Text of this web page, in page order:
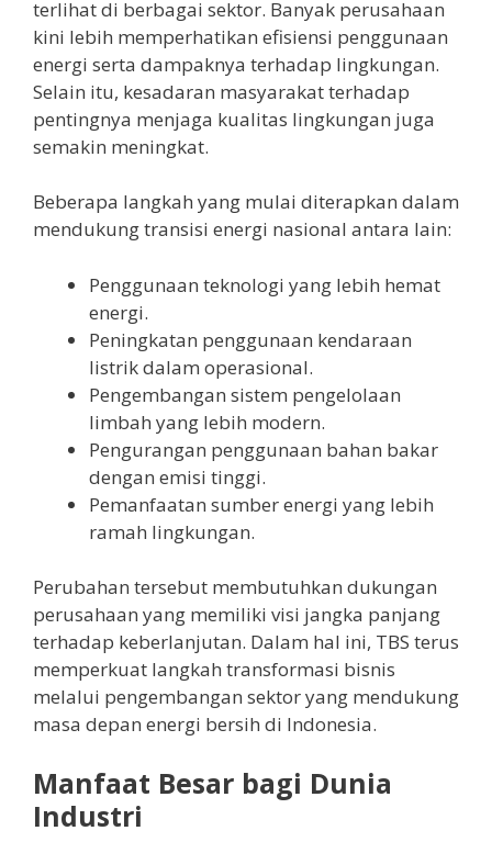
terlihat di berbagai sektor. Banyak perusahaan
kini lebih memperhatikan efisiensi penggunaan
energi serta dampaknya terhadap lingkungan.
Selain itu, kesadaran masyarakat terhadap
pentingnya menjaga kualitas lingkungan juga
semakin meningkat.
Beberapa langkah yang mulai diterapkan dalam
mendukung transisi energi nasional antara lain:
Penggunaan teknologi yang lebih hemat
energi.
Peningkatan penggunaan kendaraan
listrik dalam operasional.
Pengembangan sistem pengelolaan
limbah yang lebih modern.
Pengurangan penggunaan bahan bakar
dengan emisi tinggi.
Pemanfaatan sumber energi yang lebih
ramah lingkungan.
Perubahan tersebut membutuhkan dukungan
perusahaan yang memiliki visi jangka panjang
terhadap keberlanjutan. Dalam hal ini, TBS terus
memperkuat langkah transformasi bisnis
melalui pengembangan sektor yang mendukung
masa depan energi bersih di Indonesia.
Manfaat Besar bagi Dunia
Industri